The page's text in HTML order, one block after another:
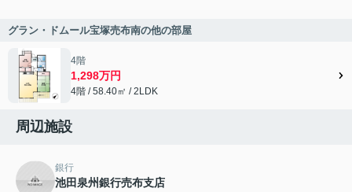
グラン・ドムール宝塚売布南の他の部屋
4階
1,298万円
4階 / 58.40㎡ / 2LDK
周辺施設
銀行
池田泉州銀行売布支店